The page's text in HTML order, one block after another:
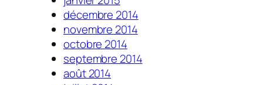
décembre 2014
novembre 2014
octobre 2014
septembre 2014
août 2014